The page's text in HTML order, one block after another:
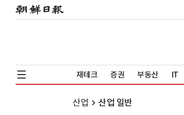
재테크 증권 부동산 IT
산업 산업 일반